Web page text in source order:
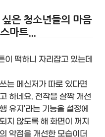
은 청소년들의 마음
마트...
이 떡하니 자리잡고 있는데
는 메신저가 따로 있다면
하네요. 전작을 살짝 개선
유지'라는 기능을 설정에
지 않도록 해 화면이 꺼지
약점을 개선한 모습이더